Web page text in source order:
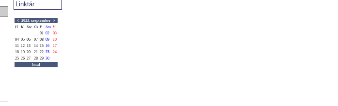
Linktár
< 2023. szeptember >
H
K Sze Cs P Szo V
01 02
03
04 05 06 07 08 09
10
11 12 13 14 15 16
17
18 19 20 21 22 23
24
25 26 27 28 29 30
[ma]